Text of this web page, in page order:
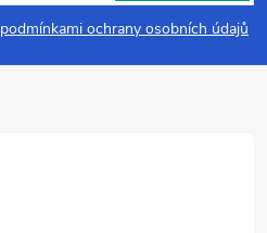
podmínkami ochrany osobních údajů